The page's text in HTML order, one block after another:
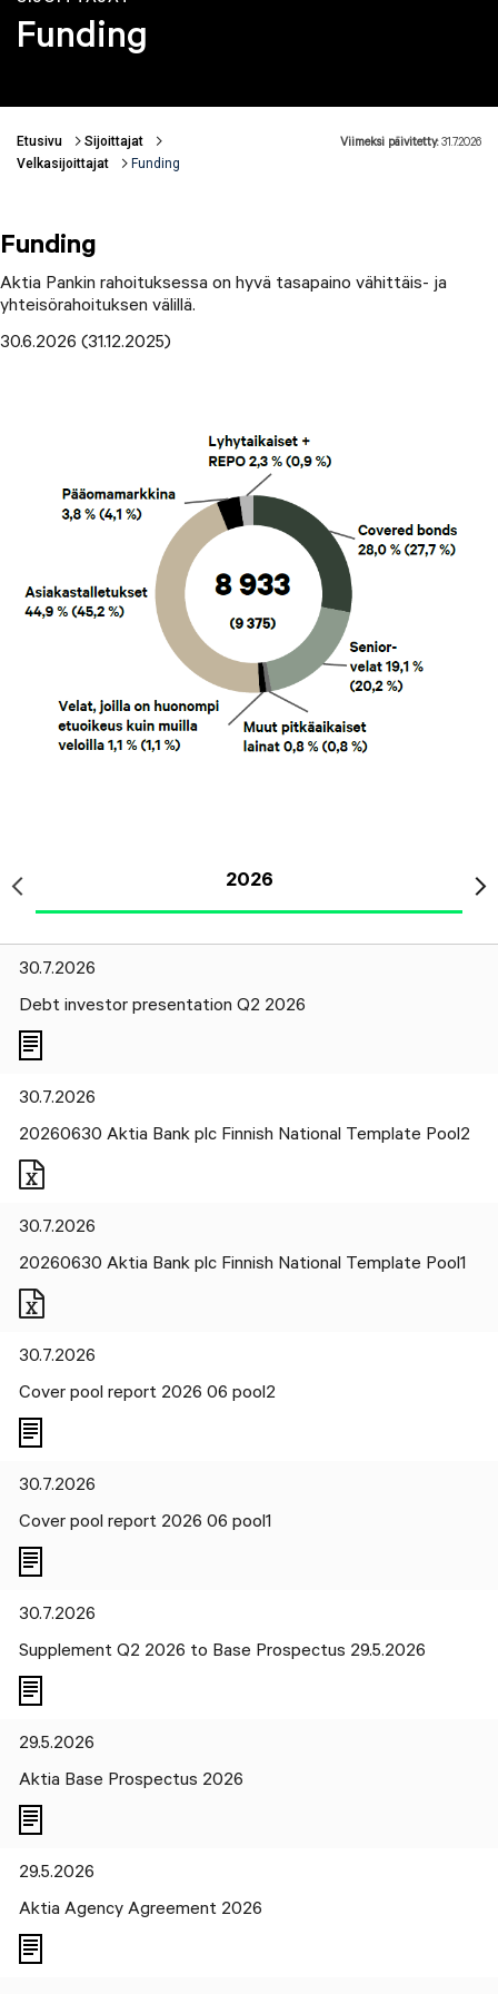
Funding
Murupolku
Etusivu
Sijoittajat
Velkasijoittajat
Funding
Viimeksi päivitetty:31.7.2026
Funding
Aktia Pankin rahoituksessa on hyvä tasapaino vähittäis- ja
yhteisörahoituksen välillä.
30.6.2026 (31.12.2025)
2026
30.7.2026
Debt investor presentation Q2 2026
30.7.2026
20260630 Aktia Bank plc Finnish National Template Pool2
Files
30.7.2026
20260630 Aktia Bank plc Finnish National Template Pool1
Files
30.7.2026
Cover pool report 2026 06 pool2
30.7.2026
Cover pool report 2026 06 pool1
30.7.2026
Supplement Q2 2026 to Base Prospectus 29.5.2026
29.5.2026
Aktia Base Prospectus 2026
29.5.2026
Aktia Agency Agreement 2026